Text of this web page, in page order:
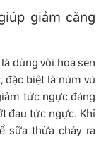
giảm căng
dùng vòi hoa sen
biệt là núm vú
tức ngực đáng
đau tức ngực. Khi
sữa thừa chảy ra